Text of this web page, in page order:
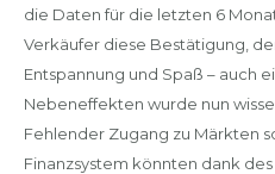
die Daten für die letzten 6
Verkäufer diese Bestätigung,
Entspannung und Spaß – auch
Nebeneffekten wurde nun
Fehlender Zugang zu Märkten
Finanzsystem könnten dank